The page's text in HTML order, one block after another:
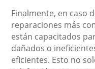
Finalmente, en caso
reparaciones más
están capacitados
dañados o
eficientes. Esto no